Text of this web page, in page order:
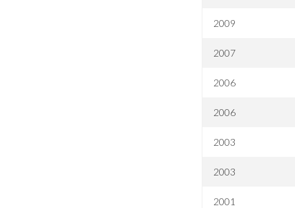
2009
2007
2006
2006
2003
2003
2001